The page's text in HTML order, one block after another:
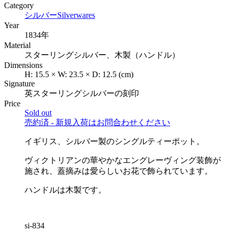
Category
シルバーSilverwares
Year
1834年
Material
スターリングシルバー、木製（ハンドル）
Dimensions
H: 15.5 × W: 23.5 × D: 12.5 (cm)
Signature
英スターリングシルバーの刻印
Price
Sold out
売約済 - 新規入荷はお問合わせください
イギリス、シルバー製のシングルティーポット。
ヴィクトリアンの華やかなエングレーヴィング装飾が
施され、蓋摘みは愛らしいお花で飾られています。
ハンドルは木製です。
si-834